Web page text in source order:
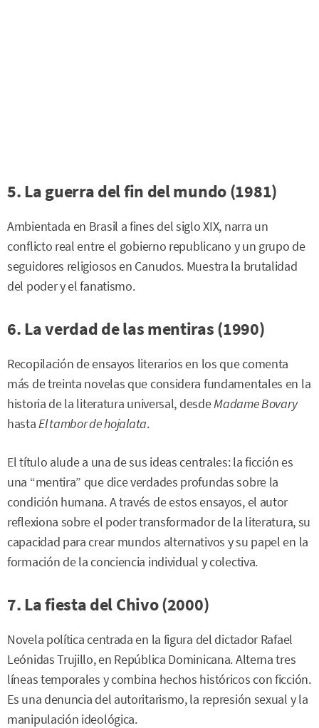
5. La guerra del fin del mundo (1981)
Ambientada en Brasil a fines del siglo XIX, narra un
conflicto real entre el gobierno republicano y un grupo de
seguidores religiosos en Canudos. Muestra la brutalidad
del poder y el fanatismo.
6. La verdad de las mentiras (1990)
Recopilación de ensayos literarios en los que comenta
más de treinta novelas que considera fundamentales en la
historia de la literatura universal, desdeMadame Bovary
hastaEl tambor de hojalata.
El título alude a una de sus ideas centrales: la ficción es
una “mentira” que dice verdades profundas sobre la
condición humana. A través de estos ensayos, el autor
reflexiona sobre el poder transformador de la literatura, su
capacidad para crear mundos alternativos y su papel en la
formación de la conciencia individual y colectiva.
7. La fiesta del Chivo (2000)
Novela política centrada en la figura del dictador Rafael
Leónidas Trujillo, en República Dominicana. Alterna tres
líneas temporales y combina hechos históricos con ficción.
Es una denuncia del autoritarismo, la represión sexual y la
manipulación ideológica.